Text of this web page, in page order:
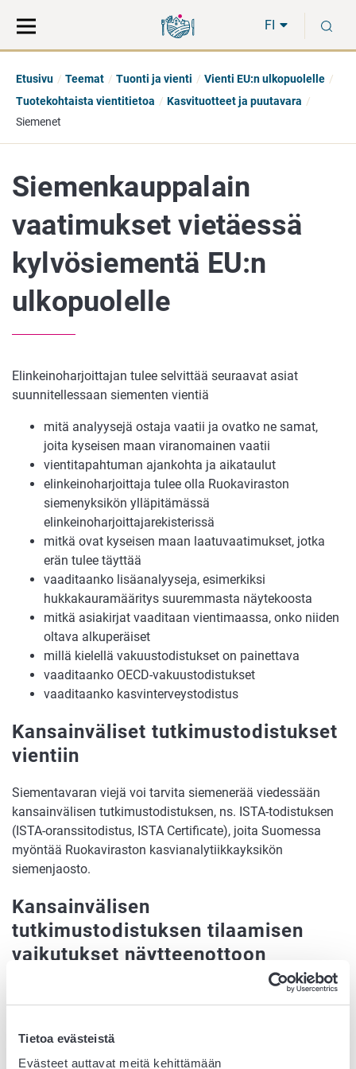
Tietoa evästeistä
Evästeet auttavat meitä kehittämään
suoraan
sisältöön
koko
sivuston
FI
Etusivu Teemat Tuonti ja vienti
Vienti EU:n ulkopuolelle
Tuotekohtaista vientitietoa
Kasvituotteet ja puutavara
Siemenet
Siemenkauppalain
vaatimukset vietäessä
kylvösiementä EU:n
ulkopuolelle
Elinkeinoharjoittajan tulee selvittää seuraavat asiat
suunnitellessaan siementen vientiä
mitä analyysejä ostaja vaatii ja ovatko ne samat,
joita kyseisen maan viranomainen vaatii
vientitapahtuman ajankohta ja aikataulut
elinkeinoharjoittaja tulee olla Ruokaviraston
siemenyksikön ylläpitämässä
elinkeinoharjoittajarekisterissä
mitkä ovat kyseisen maan laatuvaatimukset, jotka
erän tulee täyttää
vaaditaanko lisäanalyyseja, esimerkiksi
hukkakauramääritys suuremmasta näytekoosta
mitkä asiakirjat vaaditaan vientimaassa, onko niiden
oltava alkuperäiset
millä kielellä vakuustodistukset on painettava
vaaditaanko OECD-vakuustodistukset
vaaditaanko kasvinterveystodistus
Kansainväliset tutkimustodistukset
vientiin
Siementavaran viejä voi tarvita siemenerää viedessään
kansainvälisen tutkimustodistuksen, ns. ISTA-todistuksen
(ISTA-oranssitodistus, ISTA Certificate), joita Suomessa
myöntää Ruokaviraston kasvianalytiikkayksikön
siemenjaosto.
Kansainvälisen
tutkimustodistuksen tilaamisen
vaikutukset näytteenottoon
Tarkastuttajan on jo näytteenottoa tilatessaan ilmoitettava,
että siemenerälle haetaan ISTA-tutkimustodistusta.